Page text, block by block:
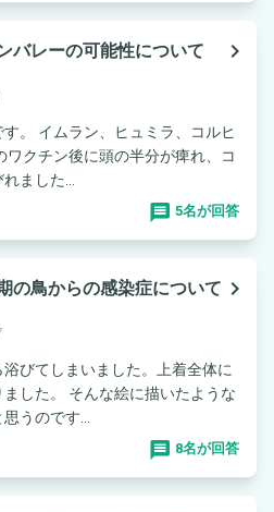
バレーの可能性について
navigate_next
。 イムラン、ヒュミラ、コルヒ
ワクチン後に頭の半分が痺れ、コ
ました...
5名が回答
の鳥からの感染症について navigate_next
びてしまいました。上着全体に
した。 そんな絵に描いたような
うのです...
8名が回答